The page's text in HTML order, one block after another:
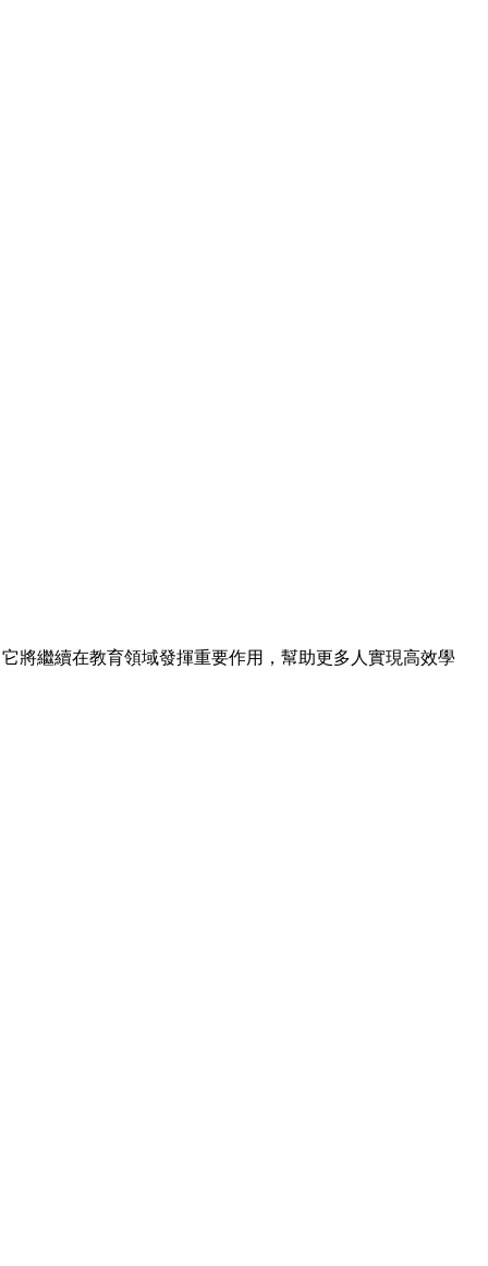
將繼續在教育領域發揮重要作用，幫助更多人實現高效學